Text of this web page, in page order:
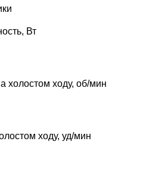
Вт
холостом ходу, об/мин
ходу, уд/мин